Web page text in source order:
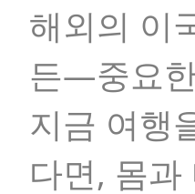
해외의 이
든—중요
지금 여행
다면, 몸